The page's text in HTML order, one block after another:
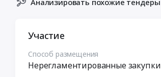
Участие
Способ размещения
Нерегламентированные закупки